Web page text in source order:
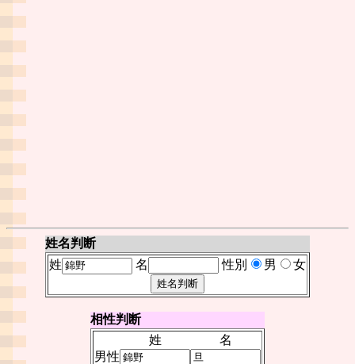
姓名判断
姓
名 性別 男 女
相性判断
姓
名
男性